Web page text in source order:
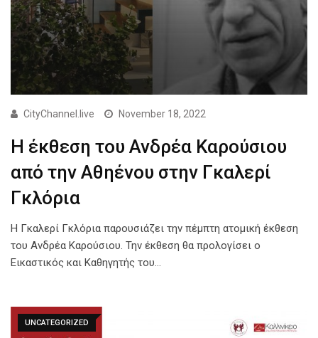
CityChannel.live November 18, 2022
Η έκθεση του Ανδρέα Καρούσιου
από την Αθηένου στην Γκαλερί
Γκλόρια
Η Γκαλερί Γκλόρια παρουσιάζει την πέμπτη ατομική έκθεση
του Ανδρέα Καρούσιου. Την έκθεση θα προλογίσει ο
Εικαστικός και Καθηγητής του…
UNCATEGORIZED